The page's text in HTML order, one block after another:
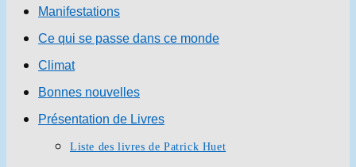
Manifestations
Ce qui se passe dans ce monde
Climat
Bonnes nouvelles
Présentation de Livres
Liste des livres de Patrick Huet